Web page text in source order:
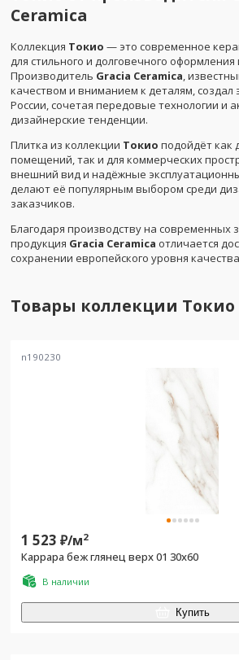
Ceramica
Коллекция Токио — это современное
для стильного и долговечного
Производитель Gracia Ceramica,
качеством и вниманием к деталям, создал
России, сочетая передовые технологии и
дизайнерские тенденции.
Плитка из коллекции Токио подойдёт как
помещений, так и для коммерческих
внешний вид и надёжные
делают её популярным выбором среди
заказчиков.
Благодаря производству на современных
продукция Gracia Ceramica отличается
сохранении европейского уровня
Товары коллекции Токио
n190230
1 523 ₽/м2
Каррара беж глянец верх 01 30x60
В наличии
Купить